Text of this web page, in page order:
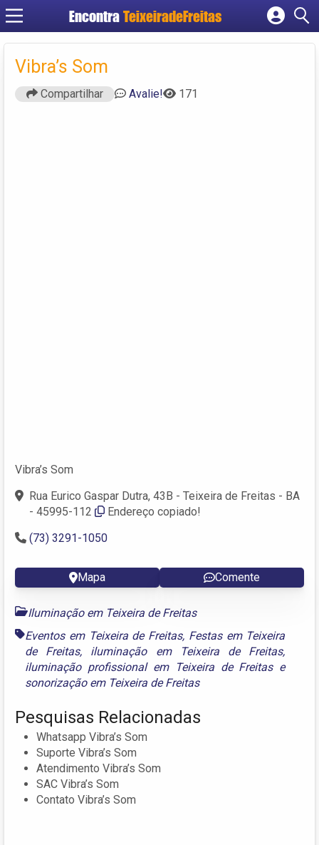
Encontra TeixeiradeFreitas
Cadastrar empresa
Vibra’s Som
Compartilhar Avalie! 171
Vibra’s Som
Rua Eurico Gaspar Dutra, 43B - Teixeira de Freitas - BA
- 45995-112
Endereço copiado!
(73) 3291-1050
Mapa Comente
Iluminação em Teixeira de Freitas
Eventos em Teixeira de Freitas, Festas em Teixeira
de Freitas, iluminação em Teixeira de Freitas,
iluminação profissional em Teixeira de Freitase
sonorização em Teixeira de Freitas
Pesquisas Relacionadas
Whatsapp Vibra’s Som
Suporte Vibra’s Som
Atendimento Vibra’s Som
SAC Vibra’s Som
Contato Vibra’s Som